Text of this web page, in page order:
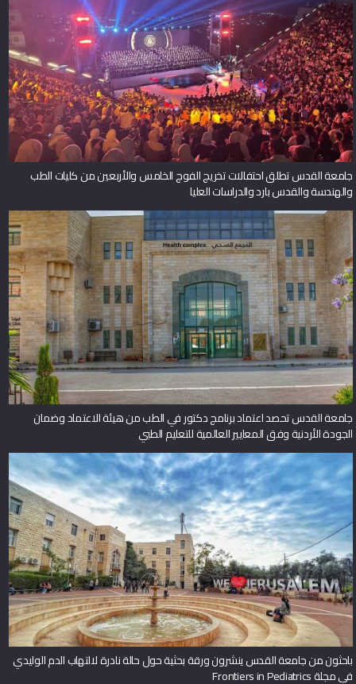
جامعة القدس تطلق احتفالات تخريج الفوج الخامس والأربعين من كليات الطب
والهندسة والقدس بارد والدراسات العليا
جامعة القدس تحصد اعتماد برنامج دكتور في الطب من هيئة الاعتماد وضمان
الجودة الأردنية وفق المعايير العالمية للتعليم الطبي